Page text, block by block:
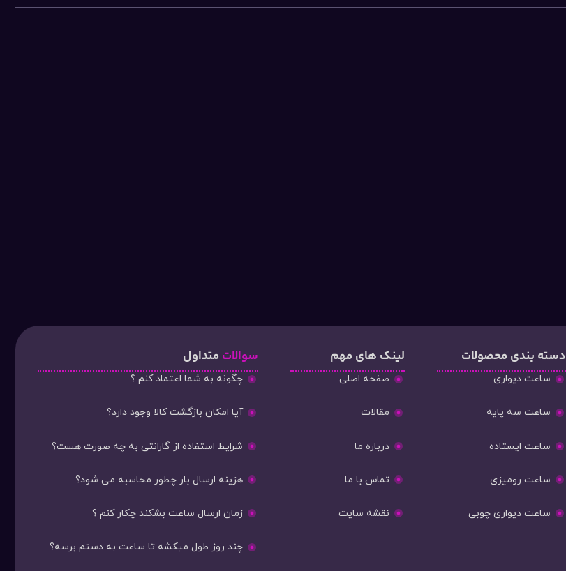
دسته‌ بندی محصولات
ساعت دیواری
ساعت سه پایه
ساعت ایستاده
ساعت رومیزی
ساعت دیواری چوبی
لینک های مهم
صفحه اصلی
مقالات
درباره ما
تماس با ما
نقشه سایت
سوالات متداول
چگونه به شما اعتماد کنم ؟
آیا امکان بازگشت کالا وجود دارد؟
شرایط استفاده از گارانتی به چه صورت هست؟
هزینه ارسال بار چطور محاسبه می شود؟
زمان ارسال ساعت بشکند چکار کنم ؟
چند روز طول میکشه تا ساعت به دستم برسه؟